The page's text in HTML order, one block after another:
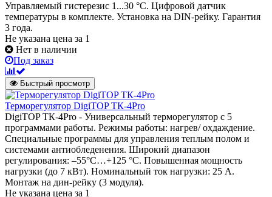
Управляемый гистерезис 1...30 °С. Цифровой датчик
температуры в комплекте. Установка на DIN-рейку. Гарантия
3 года.
Не указана цена за 1
Нет в наличии
Под заказ
Быстрый просмотр
Терморегулятор DigiTOP ТК-4Pro
DigiTOP ТК-4Pro - Универсальный терморегулятор с 5
программами работы. Режимы работы: нагрев/ охдаждение.
Специальные программы для управления теплым полом и
системами антиобледенения. Широкий диапазон
регулирования: –55°C…+125 °C. Повышенная мощность
нагрузки (до 7 кВт). Номинальный ток нагрузки: 25 А.
Монтаж на дин-рейку (3 модуля).
Не указана цена за 1